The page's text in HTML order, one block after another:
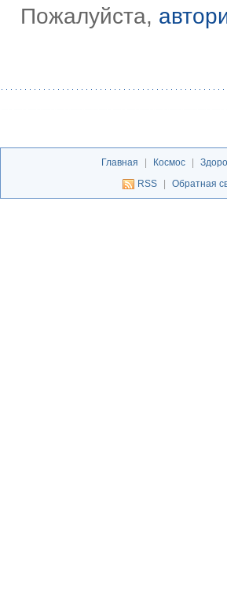
Пожалуйста,
Главная | Космос |
RSS
| Обратная